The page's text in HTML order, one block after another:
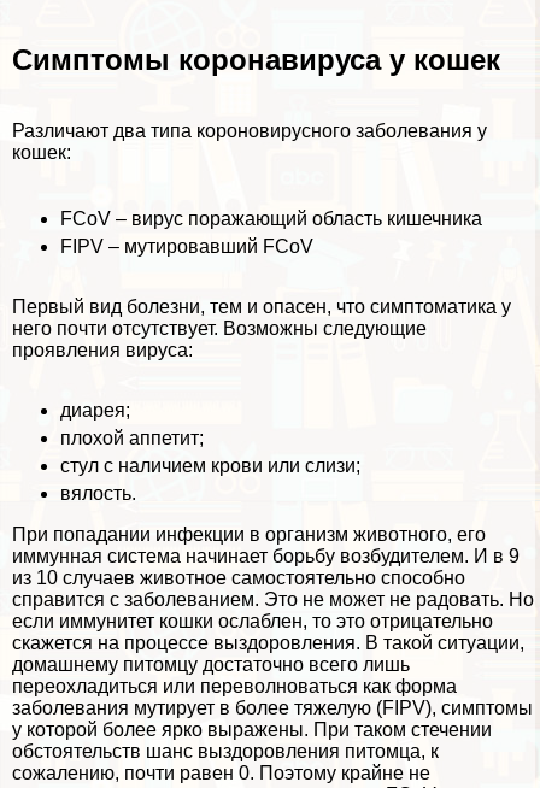
Симптомы коронавируса у кошек
Различают два типа короновирусного заболевания у
кошек:
FCoV – вирус поражающий область кишечника
FIPV – мутировавший FCoV
Первый вид болезни, тем и опасен, что симптоматика у
него почти отсутствует. Возможны следующие
проявления вируса:
диарея;
плохой аппетит;
стул с наличием крови или слизи;
вялость.
При попадании инфекции в организм животного, его
иммунная система начинает борьбу возбудителем. И в 9
из 10 случаев животное самостоятельно способно
справится с заболеванием. Это не может не радовать. Но
если иммунитет кошки ослаблен, то это отрицательно
скажется на процессе выздоровления. В такой ситуации,
домашнему питомцу достаточно всего лишь
переохладиться или переволноваться как форма
заболевания мутирует в более тяжелую (FIPV), симптомы
у которой более ярко выражены. При таком стечении
обстоятельств шанс выздоровления питомца, к
сожалению, почти равен 0. Поэтому крайне не